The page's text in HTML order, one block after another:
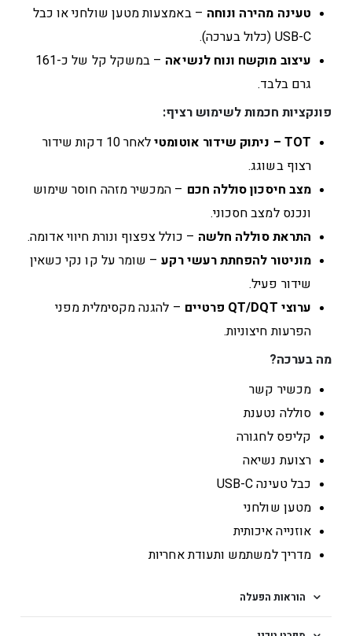
טעינה מהירה ונוחה – באמצעות מטען שולחני או כבל
USB-C (כלול בערכה).
עיצוב מוקשח ונוח לנשיאה
– במשקל קל של כ-161
גרם בלבד.
פונקציות חכמות לשימוש רציף:
TOT – ניתוק שידור אוטומטי
לאחר 10 דקות שידור
רצוף בשוגג.
מצב חיסכון סוללה חכם – המכשיר מזהה חוסר שימוש
ונכנס למצב חסכוני.
התראת סוללה חלשה – כולל צפצוף ונורת חיווי אדומה.
מוניטור להפחתת רעשי רקע– שומר על קו נקי כשאין
שידור פעיל.
ערוצי QT/DQT פרטיים
– להגנה מקסימלית מפני
הפרעות חיצוניות.
מה בערכה?
מכשיר קשר
סוללה נטענת
קליפס לחגורה
רצועת נשיאה
כבל טעינה USB-C
מטען שולחני
אוזנייה איכותית
מדריך למשתמש ותעודת אחריות
הוראות הפעלה